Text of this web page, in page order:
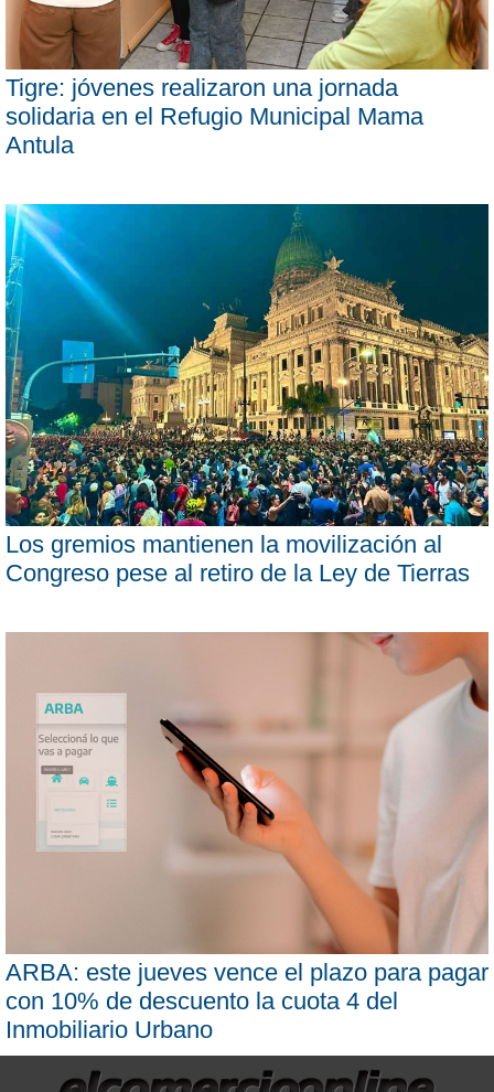
Tigre: jóvenes realizaron una jornada
solidaria en el Refugio Municipal Mama
Antula
Los gremios mantienen la movilización al
Congreso pese al retiro de la Ley de Tierras
ARBA: este jueves vence el plazo para pagar
con 10% de descuento la cuota 4 del
Inmobiliario Urbano